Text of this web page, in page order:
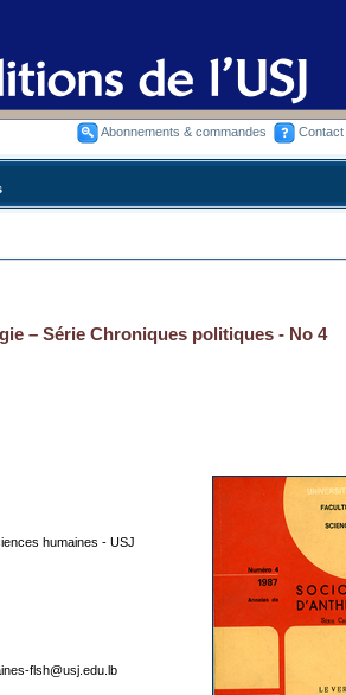
Abonnements & commandes Contact
– Série Chroniques politiques - No 4
humaines - USJ
flsh@usj.edu.lb